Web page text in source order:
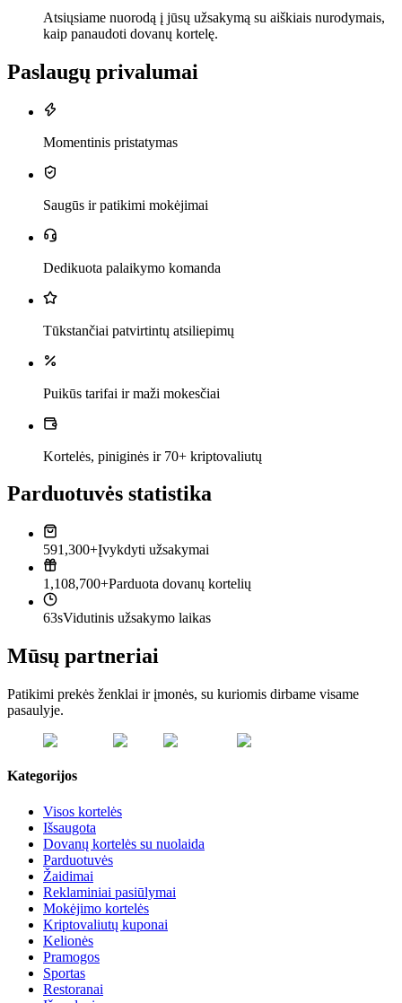
Atsiųsiame nuorodą į jūsų užsakymą su aiškiais nurodymais,
kaip panaudoti dovanų kortelę.
Paslaugų privalumai
Momentinis pristatymas
Saugūs ir patikimi mokėjimai
Dedikuota palaikymo komanda
Tūkstančiai patvirtintų atsiliepimų
Puikūs tarifai ir maži mokesčiai
Kortelės, piniginės ir 70+ kriptovaliutų
Parduotuvės statistika
591,300+Įvykdyti užsakymai
1,108,700+Parduota dovanų kortelių
63sVidutinis užsakymo laikas
Mūsų partneriai
Patikimi prekės ženklai ir įmonės, su kuriomis dirbame visame
pasaulyje.
Kategorijos
Visos kortelės
Išsaugota
Dovanų kortelės su nuolaida
Parduotuvės
Žaidimai
Reklaminiai pasiūlymai
Mokėjimo kortelės
Kriptovaliutų kuponai
Kelionės
Pramogos
Sportas
Restoranai